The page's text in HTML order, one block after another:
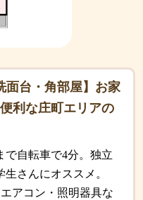
面台・角部屋】お家
利な庄町エリアの
で自転車で4分。独立
さんにオススメ。
アコン・照明器具な